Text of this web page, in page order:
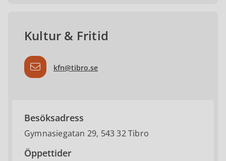
Kultur & Fritid
kfn@tibro.se
Besöksadress
Gymnasiegatan 29, 543 32 Tibro
Öppettider